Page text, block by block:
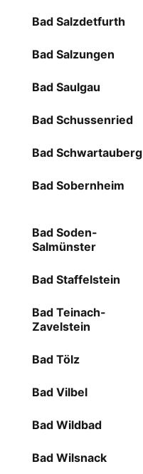
Bad Salzdetfurth
Bad Salzungen
Bad Saulgau
Bad Schussenried
Bad Schwartauberg
Bad Sobernheim
Bad Soden-
Salmünster
Bad Staffelstein
Bad Teinach-
Zavelstein
Bad Tölz
Bad Vilbel
Bad Wildbad
Bad Wilsnack